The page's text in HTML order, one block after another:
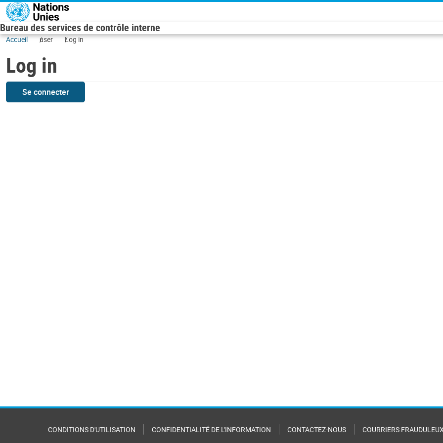
Skip to main content
Bureau des services de contrôle interne
Accueil user Log in
Log in
Se connecter
CONDITIONS D'UTILISATION CONFIDENTIALITÉ DE L'INFORMATION CONTACTEZ-NOUS COURRIERS